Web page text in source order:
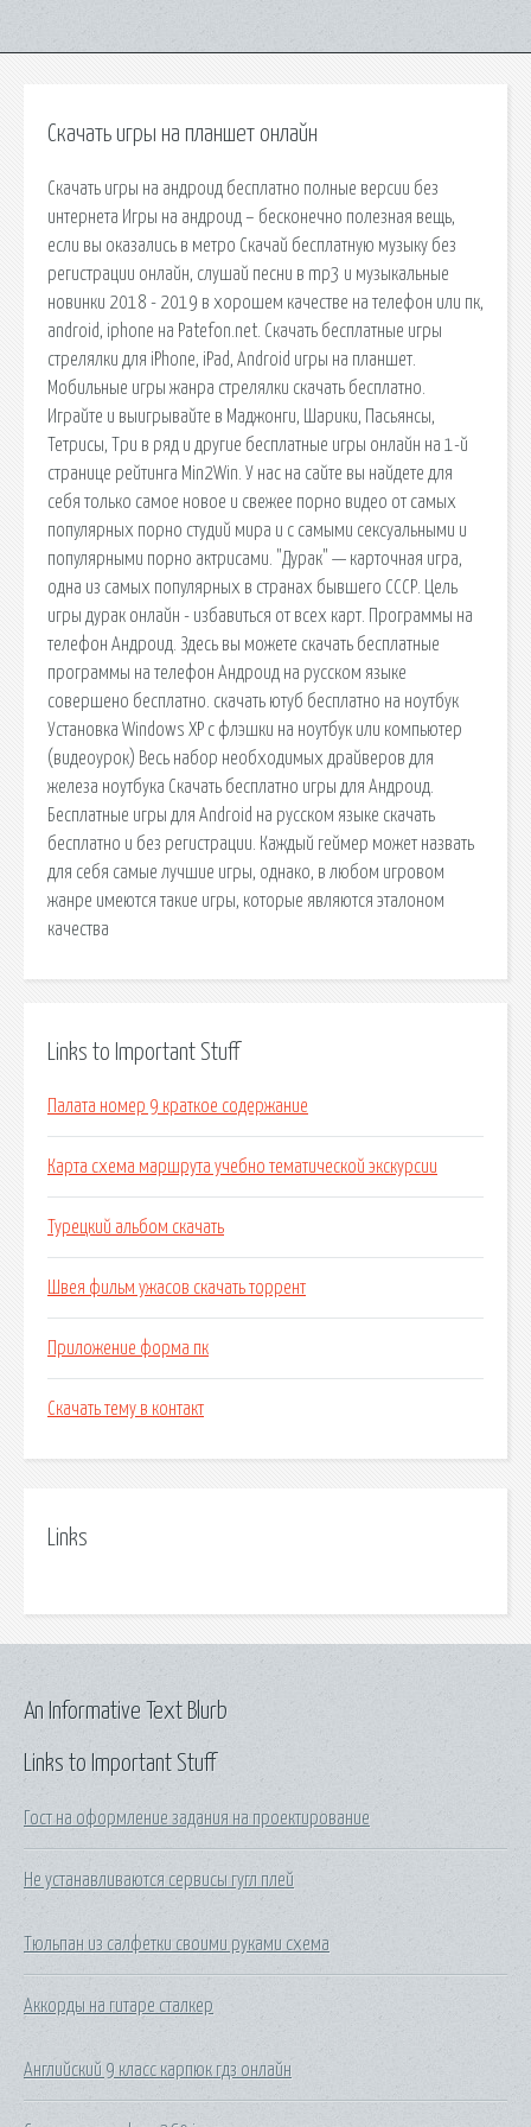
Скачать игры на планшет онлайн
Скачать игры на андроид бесплатно полные версии без
интернета Игры на андроид – бесконечно полезная вещь,
если вы оказались в метро Скачай бесплатную музыку без
регистрации онлайн, слушай песни в mp3 и музыкальные
новинки 2018 - 2019 в хорошем качестве на телефон или пк,
android, iphone на Patefon.net. Скачать бесплатные игры
стрелялки для iPhone, iPad, Android игры на планшет.
Мобильные игры жанра стрелялки скачать бесплатно.
Играйте и выигрывайте в Маджонги, Шарики, Пасьянсы,
Тетрисы, Три в ряд и другие бесплатные игры онлайн на 1-й
странице рейтинга Min2Win. У нас на сайте вы найдете для
себя только самое новое и свежее порно видео от самых
популярных порно студий мира и с самыми сексуальными и
популярными порно актрисами. "Дурак" — карточная игра,
одна из самых популярных в странах бывшего СССР. Цель
игры дурак онлайн - избавиться от всех карт. Программы на
телефон Андроид. Здесь вы можете скачать бесплатные
программы на телефон Андроид на русском языке
совершено бесплатно. скачать ютуб бесплатно на ноутбук
Установка Windows XP с флэшки на ноутбук или компьютер
(видеоурок) Весь набор необходимых драйверов для
железа ноутбука Скачать бесплатно игры для Андроид.
Бесплатные игры для Android на русском языке скачать
бесплатно и без регистрации. Каждый геймер может назвать
для себя самые лучшие игры, однако, в любом игровом
жанре имеются такие игры, которые являются эталоном
качества
Links to Important Stuff
Палата номер 9 краткое содержание
Карта схема маршрута учебно тематической экскурсии
Турецкий альбом скачать
Швея фильм ужасов скачать торрент
Приложение форма пк
Скачать тему в контакт
Links
Links to Important Stuff
Гост на оформление задания на проектирование
Не устанавливаются сервисы гугл плей
Тюльпан из салфетки своими руками схема
Аккорды на гитаре сталкер
Английский 9 класс карпюк гдз онлайн
An Informative Text Blurb